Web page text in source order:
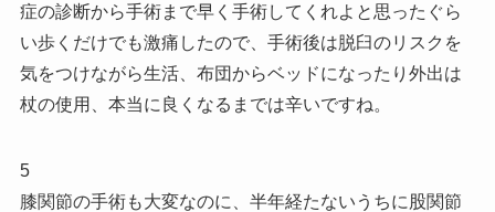
症の診断から手術まで早く手術してくれよと思ったぐら
い歩くだけでも激痛したので、手術後は脱臼のリスクを
気をつけながら生活、布団からベッドになったり外出は
杖の使用、本当に良くなるまでは辛いですね。
5
膝関節の手術も大変なのに、半年経たないうちに股関節